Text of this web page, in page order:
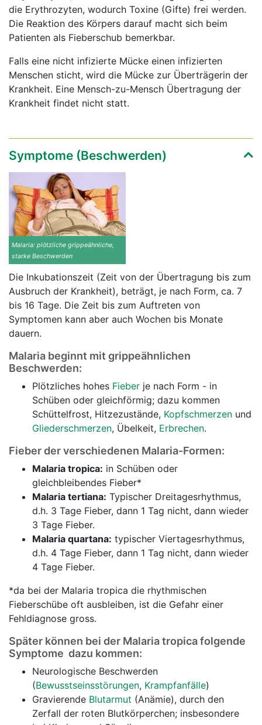
die Erythrozyten, wodurch Toxine (Gifte) frei werden.
Die Reaktion des Körpers darauf macht sich beim
Patienten als Fieberschub bemerkbar.
Falls eine nicht infizierte Mücke einen infizierten
Menschen sticht, wird die Mücke zur Überträgerin der
Krankheit. Eine Mensch-zu-Mensch Übertragung der
Krankheit findet nicht statt.
Symptome (Beschwerden)
Malaria: plötzliche grippeähnliche,
starke Beschwerden
Die Inkubationszeit (Zeit von der Übertragung bis zum
Ausbruch der Krankheit), beträgt, je nach Form, ca. 7
bis 16 Tage. Die Zeit bis zum Auftreten von
Symptomen kann aber auch Wochen bis Monate
dauern.
Malaria beginnt mit grippeähnlichen
Beschwerden:
Plötzliches hohes Fieber je nach Form - in
Schüben oder gleichförmig; dazu kommen
Schüttelfrost, Hitzezustände, Kopfschmerzen und
Gliederschmerzen, Übelkeit, Erbrechen.
Fieber der verschiedenen Malaria-Formen:
Malaria tropica: in Schüben oder
gleichbleibendes Fieber*
Malaria tertiana: Typischer Dreitagesrhythmus,
d.h. 3 Tage Fieber, dann 1 Tag nicht, dann wieder
3 Tage Fieber.
Malaria quartana: typischer Viertagesrhythmus,
d.h. 4 Tage Fieber, dann 1 Tag nicht, dann wieder
4 Tage Fieber.
*da bei der Malaria tropica die rhythmischen
Fieberschübe oft ausbleiben, ist die Gefahr einer
Fehldiagnose gross.
Später können bei der Malaria tropica folgende
Symptome dazu kommen:
Neurologische Beschwerden
(Bewusstseinsstörungen, Krampfanfälle)
Gravierende Blutarmut (Anämie), durch den
Zerfall der roten Blutkörperchen; insbesondere